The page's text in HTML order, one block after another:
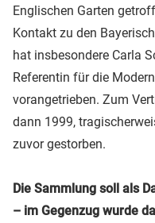
Englischen Garten
Kontakt zu den
hat insbesondere Carla
Referentin für die
vorangetrieben. Zum
dann 1999,
zuvor gestorben.
Die Sammlung soll als
– im Gegenzug wurde